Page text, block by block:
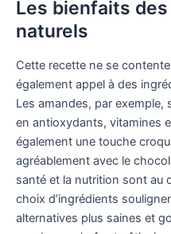
Les bienfaits
naturels
Cette recette ne se
également appel à des
Les amandes, par
en antioxydants, vitamines
également une touche
agréablement avec le
santé et la nutrition sont au
choix d’ingrédients
alternatives plus saines et